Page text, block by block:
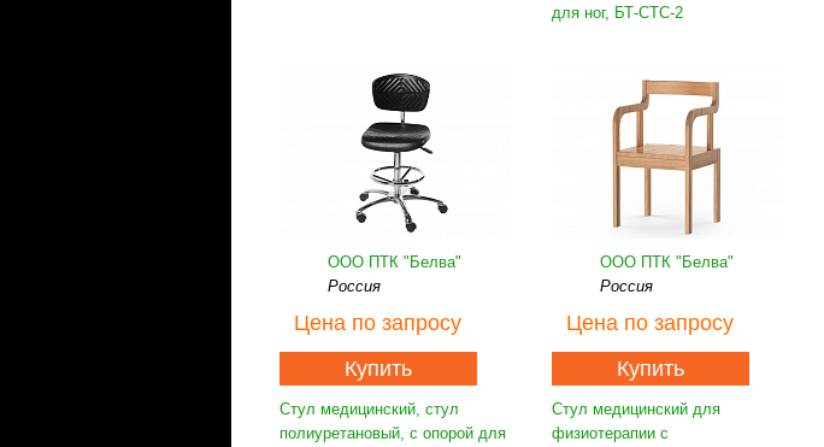
для ног, БТ-СТС-2
ООО ПТК "Белва"
Россия
Цена по запросу
Купить
Стул медицинский, стул
полиуретановый, с опорой для
ООО ПТК "Белва"
Россия
Цена по запросу
Купить
Стул медицинский для
физиотерапии с